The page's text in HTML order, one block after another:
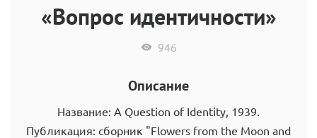
«Вопрос идентичности»
946
Описание
Название: A Question of Identity, 1939.
Публикация: сборник "Flowers from the Moon and